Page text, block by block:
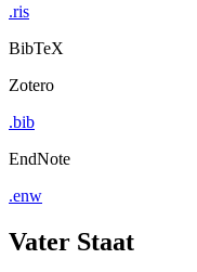
.ris
BibTeX
Zotero
.bib
EndNote
.enw
Vater Staat